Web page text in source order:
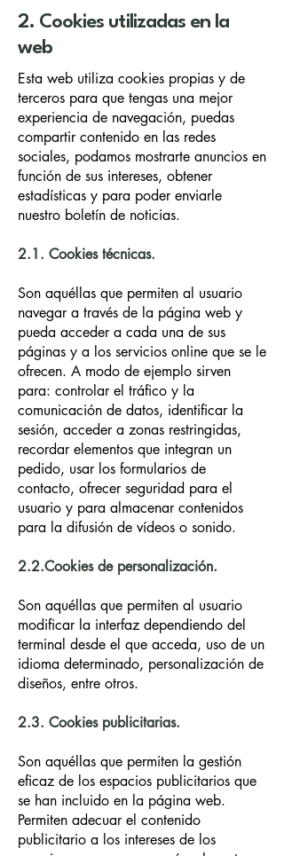
2. Cookies utilizadas en la
web
Esta web utiliza cookies propias y de
terceros para que tengas una mejor
experiencia de navegación, puedas
compartir contenido en las redes
sociales, podamos mostrarte anuncios en
función de sus intereses, obtener
estadísticas y para poder enviarle
nuestro boletín de noticias.
2.1. Cookies técnicas.
Son aquéllas que permiten al usuario
navegar a través de la página web y
pueda acceder a cada una de sus
páginas y a los servicios online que se le
ofrecen. A modo de ejemplo sirven
para: controlar el tráfico y la
comunicación de datos, identificar la
sesión, acceder a zonas restringidas,
recordar elementos que integran un
pedido, usar los formularios de
contacto, ofrecer seguridad para el
usuario y para almacenar contenidos
para la difusión de vídeos o sonido.
2.2.Cookies de personalización.
Son aquéllas que permiten al usuario
modificar la interfaz dependiendo del
terminal desde el que acceda, uso de un
idioma determinado, personalización de
diseños, entre otros.
2.3. Cookies publicitarias.
Son aquéllas que permiten la gestión
eficaz de los espacios publicitarios que
se han incluido en la página web.
Permiten adecuar el contenido
publicitario a los intereses de los